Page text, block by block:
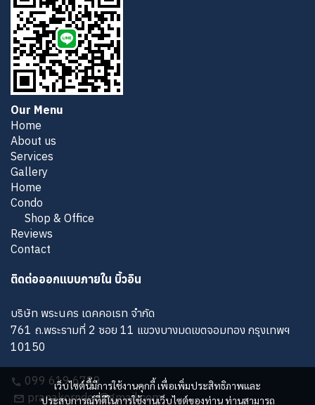
เว็บไซต์นี้มีการใช้งานคุกกี้ เพื่อเพิ่มประสิทธิภาพและ
ประสบการณ์ที่ดีในการใช้งานเว็บไซต์ของท่าน ท่านสามารถ
Our Menu
Home
About us
Services
Gallery
Home
Condo
Shop & Office
Reviews
Contact
ติดต่อออกแบบภายใน บิ้วอิน
บริษัท พระนคร เดคคอเรท จำกัด
761 ถ.พระรามที่ 2 ซอย 11 แขวงบางมดเขตจอมทอง กรุงเทพฯ
10150
099 619 6789
pranakorndec@gmail.com